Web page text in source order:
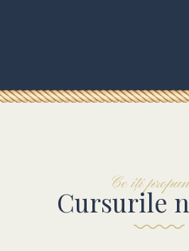
Ce îți
Cursurile